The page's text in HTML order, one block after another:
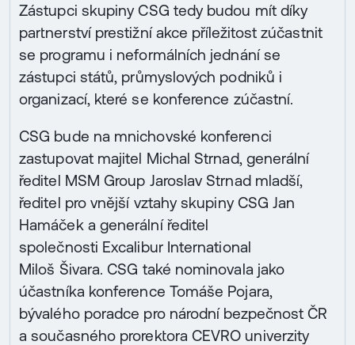
Zástupci skupiny CSG tedy budou mít díky
partnerství prestižní akce příležitost zúčastnit
se programu i neformálních jednání se
zástupci států, průmyslových podniků i
organizací, které se konference zúčastní.
CSG bude na mnichovské konferenci
zastupovat majitel Michal Strnad, generální
ředitel MSM Group Jaroslav Strnad mladší,
ředitel pro vnější vztahy skupiny CSG Jan
Hamáček a generální ředitel
společnosti Excalibur International
Miloš Šivara. CSG také nominovala jako
účastníka konference Tomáše Pojara,
bývalého poradce pro národní bezpečnost ČR
a současného prorektora CEVRO univerzity